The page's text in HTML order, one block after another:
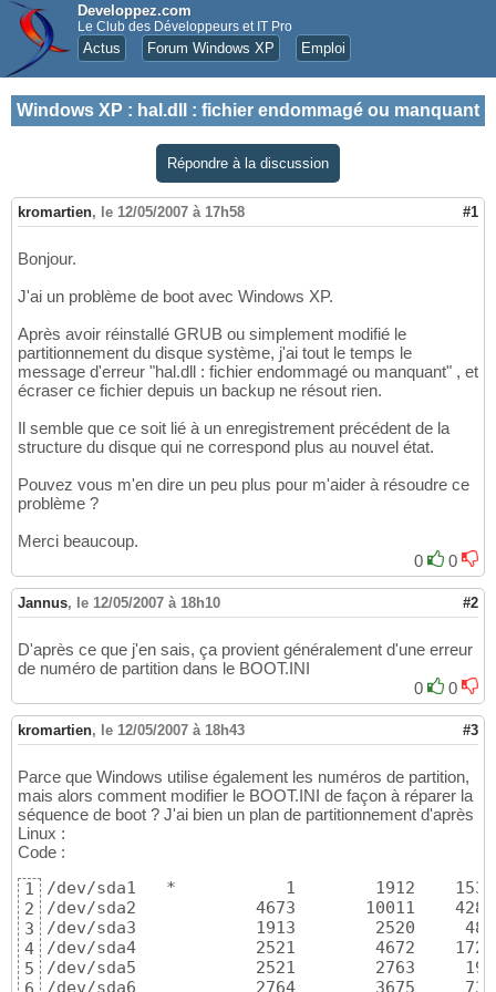
Developpez.com
Le Club des Développeurs et IT Pro
Actus Forum Windows XP Emploi
Windows XP : hal.dll : fichier endommagé ou manquant
Répondre à la discussion
kromartien, le 12/05/2007 à 17h58 #1
Bonjour.
J'ai un problème de boot avec Windows XP.
Après avoir réinstallé GRUB ou simplement modifié le
partitionnement du disque système, j'ai tout le temps le
message d'erreur "hal.dll : fichier endommagé ou manquant" , et
écraser ce fichier depuis un backup ne résout rien.
Il semble que ce soit lié à un enregistrement précédent de la
structure du disque qui ne correspond plus au nouvel état.
Pouvez vous m'en dire un peu plus pour m'aider à résoudre ce
problème ?
Merci beaucoup.
0
0
Jannus, le 12/05/2007 à 18h10 #2
D'après ce que j'en sais, ça provient généralement d'une erreur
de numéro de partition dans le BOOT.INI
0
0
kromartien, le 12/05/2007 à 18h43 #3
Parce que Windows utilise également les numéros de partition,
mais alors comment modifier le BOOT.INI de façon à réparer la
séquence de boot ? J'ai bien un plan de partitionnement d'après
Linux :
Code :
1
2
3
4
5
/dev/sda1   *           1        1912
/dev/sda2            4673       10011
/dev/sda3            1913        2520
/dev/sda4            2521        4672
/dev/sda5            2521        2763
/dev/sda6            2764        3675